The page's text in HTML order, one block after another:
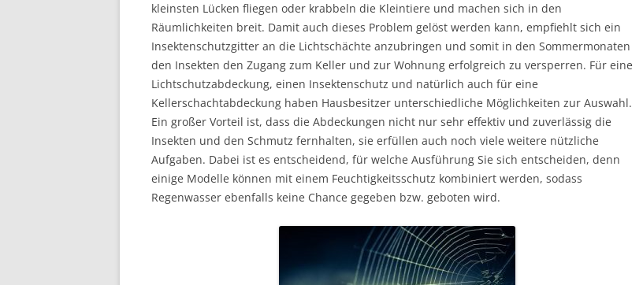
kleinsten Lücken fliegen oder krabbeln die Kleintiere und machen sich in den
Räumlichkeiten breit. Damit auch dieses Problem gelöst werden kann, empfiehlt sich ein
Insektenschutzgitter an die Lichtschächte anzubringen und somit in den Sommermonaten
den Insekten den Zugang zum Keller und zur Wohnung erfolgreich zu versperren. Für eine
Lichtschutzabdeckung, einen Insektenschutz und natürlich auch für eine
Kellerschachtabdeckung haben Hausbesitzer unterschiedliche Möglichkeiten zur Auswahl.
Ein großer Vorteil ist, dass die Abdeckungen nicht nur sehr effektiv und zuverlässig die
Insekten und den Schmutz fernhalten, sie erfüllen auch noch viele weitere nützliche
Aufgaben. Dabei ist es entscheidend, für welche Ausführung Sie sich entscheiden, denn
einige Modelle können mit einem Feuchtigkeitsschutz kombiniert werden, sodass
Regenwasser ebenfalls keine Chance gegeben bzw. geboten wird.